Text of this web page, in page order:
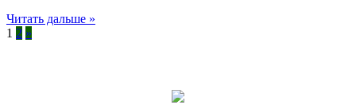
Читать дальше »
1 2 »